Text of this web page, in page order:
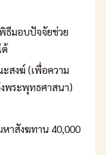
ธีมอบปัจจัยช่วย
ต้
สงฆ์ (เพื่อความ
พระพุทธศาสนา)
หาสังฆทาน 40,000